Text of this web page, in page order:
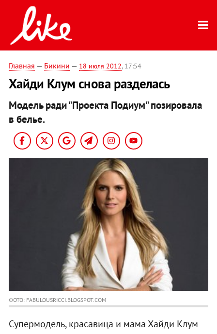
Главная — Бикини — 18 июля 2012, 17:54
Хайди Клум снова разделась
Модель ради "Проекта Подиум" позировала
в белье.
ФОТО: FABULOUSRICCI.BLOGSPOT.COM
Супермодель, красавица и мама Хайди Клум